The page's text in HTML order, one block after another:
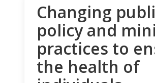
Changing
policy and
practices to
the health of